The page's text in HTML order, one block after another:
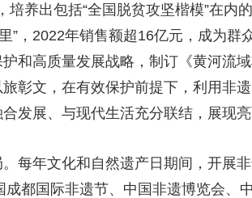
养出包括“全国脱贫攻坚楷模”在内
”，2022年销售额超16亿元，成为
和高质量发展战略，制订《黄河流
彰文，在有效保护前提下，利用非
发展、与现代生活充分联结，展现亮
每年文化和自然遗产日期间，开展
都国际非遗节、中国非遗博览会、